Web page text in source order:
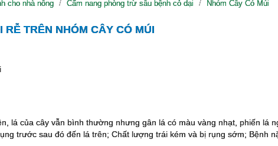
cho nhà nông Cẩm nang phòng trừ sâu bệnh cỏ dại Nhóm Cây Có Múi
TRÊN NHÓM CÂY CÓ MÚI
lá của cây vẫn bình thường nhưng gân lá có màu vàng nhạt, phiến lá
trước sau đó đến lá trên; Chất lượng trái kém và bị rụng sớm; Bệnh